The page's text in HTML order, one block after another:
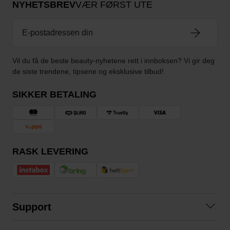
NYHETSBREVVÆR FØRST UTE
Vil du få de beste beauty-nyhetene rett i innboksen? Vi gir deg
de siste trendene, tipsene og eksklusive tilbud!
SIKKER BETALING
RASK LEVERING
Support